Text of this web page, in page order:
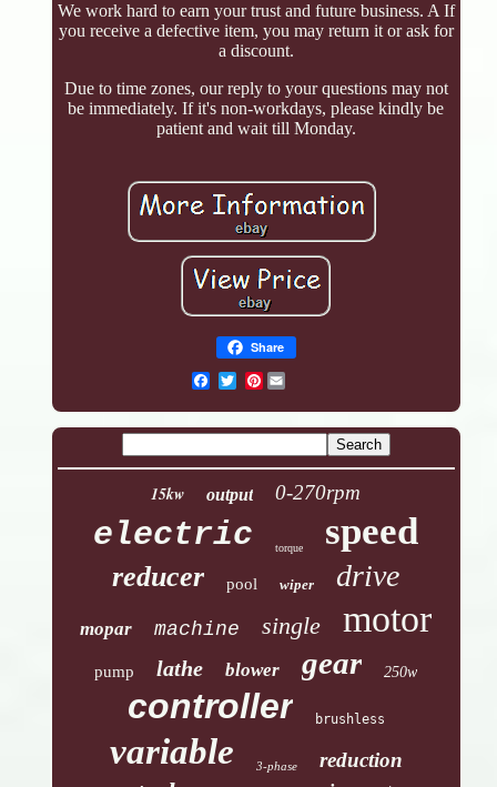
We work hard to earn your trust and future business. A If
you receive a defective item, you may return it or ask for
a discount.
Due to time zones, our reply to your questions may not
be immediately. If it's non-workdays, please kindly be
patient and wait till Monday.
Share
Pinterest
15kw output 0-270rpm
electric torque speed
reducer pool wiper drive
mopar machine single motor
pump lathe blower gear 250w
controller brushless
variable 3-phase reduction